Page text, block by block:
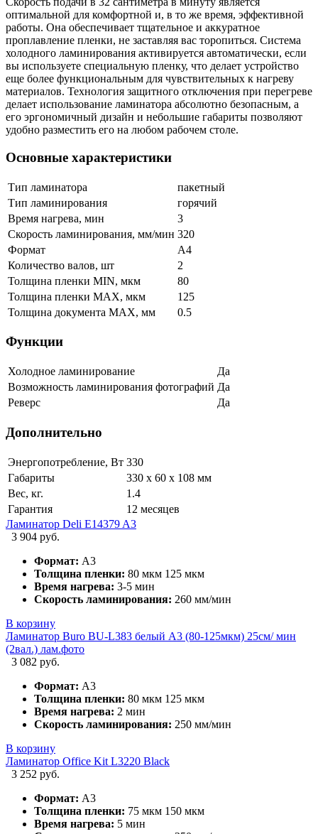
оптимальной для комфортной и, в то же время, эффективной
работы. Она обеспечивает тщательное и аккуратное
проплавление пленки, не заставляя вас торопиться. Система
холодного ламинирования активируется автоматически, если
вы используете специальную пленку, что делает устройство
еще более функциональным для чувствительных к нагреву
материалов. Технология защитного отключения при перегреве
делает использование ламинатора абсолютно безопасным, а
его эргономичный дизайн и небольшие габариты позволяют
удобно разместить его на любом рабочем столе.
Основные характеристики
Тип ламинатора
пакетный
Тип ламинирования
горячий
Время нагрева, мин
3
Скорость ламинирования, мм/мин 320
Формат
А4
Количество валов, шт
2
Толщина пленки MIN, мкм
80
Толщина пленки MAX, мкм
125
Толщина документа МАХ, мм
0.5
Функции
Холодное ламинирование
Да
Возможность ламинирования фотографий Да
Реверс
Да
Дополнительно
Энергопотребление, Вт 330
Габариты
330 x 60 x 108 мм
Вес, кг.
1.4
Гарантия
12 месяцев
Ламинатор Deli E14379 A3
3 904 руб.
Формат: А3
Толщина пленки: 80 мкм 125 мкм
Время нагрева: 3-5 мин
Скорость ламинирования: 260 мм/мин
В корзину
Ламинатор Buro BU-L383 белый A3 (80-125мкм) 25см/ мин
(2вал.) лам.фото
3 082 руб.
Формат: А3
Толщина пленки: 80 мкм 125 мкм
Время нагрева: 2 мин
Скорость ламинирования: 250 мм/мин
В корзину
Ламинатор Office Kit L3220 Black
3 252 руб.
Формат: А3
Толщина пленки: 75 мкм 150 мкм
Время нагрева: 5 мин